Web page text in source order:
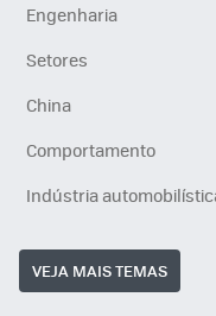
Engenharia
Setores
China
Comportamento
Indústria
VEJA MAIS TEMAS